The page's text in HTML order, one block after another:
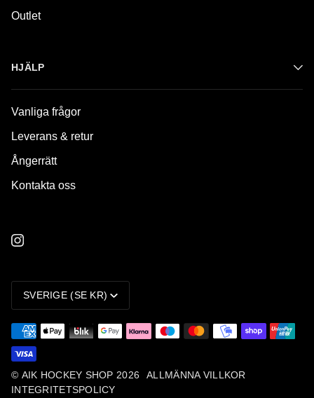
Outlet
HJÄLP
Vanliga frågor
Leverans & retur
Ångerrätt
Kontakta oss
VALUTA
SVERIGE (SE KR)
© AIK HOCKEY SHOP 2026
ALLMÄNNA VILLKOR
INTEGRITETSPOLICY